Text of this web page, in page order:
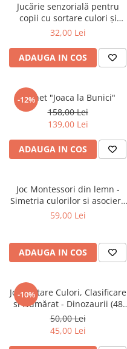
Jucărie senzorială pentru
copii cu sortare culori și
dezvoltare abilități
32,00 Lei
ADAUGA IN COS
-12%
Pachet "Joaca la Bunici"
158,00 Lei
139,00 Lei
ADAUGA IN COS
Joc Montessori din lemn -
Simetria culorilor si asociere
vizuala pentru copii 3 ani+
59,00 Lei
ADAUGA IN COS
-10%
Joc Sortare Culori, Clasificare
si Numărat - Dinozaurii (48
piese)
50,00 Lei
45,00 Lei